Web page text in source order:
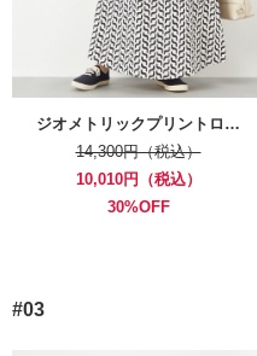
ジオメトリックプリントロ…
14,300円（税込）
10,010円（税込）
30%OFF
#03